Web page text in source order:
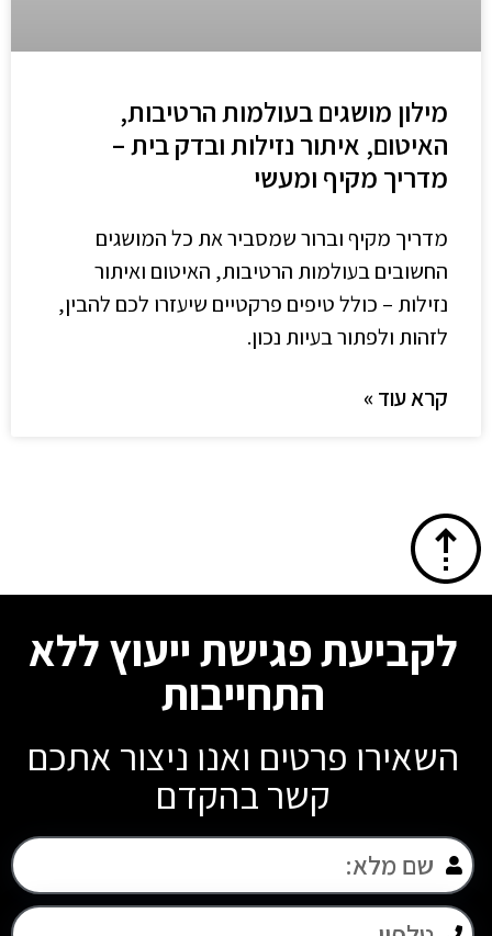
מילון מושגים בעולמות הרטיבות,
האיטום, איתור נזילות ובדק בית –
מדריך מקיף ומעשי
מדריך מקיף וברור שמסביר את כל המושגים
החשובים בעולמות הרטיבות, האיטום ואיתור
נזילות – כולל טיפים פרקטיים שיעזרו לכם להבין,
לזהות ולפתור בעיות נכון.
קרא עוד »
לקביעת פגישת ייעוץ ללא
התחייבות
השאירו פרטים ואנו ניצור אתכם
קשר בהקדם